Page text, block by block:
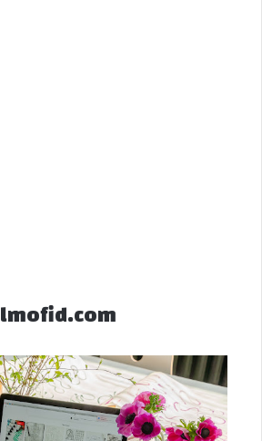
lmofid.com